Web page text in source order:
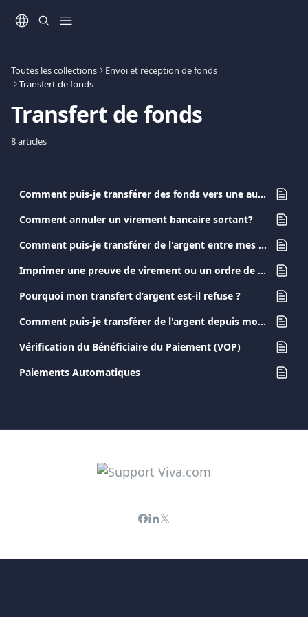
Toutes les collections
Envoi et réception de fonds
Transfert de fonds
Transfert de fonds
8 articles
Comment puis-je transférer des fonds vers une autre banque ?
Comment annuler un virement bancaire sortant?
Comment puis-je transférer de l'argent entre mes propres comptes Viva.com ?
Imprimer une preuve de virement ou un ordre de virement
Pourquoi mon transfert d’argent est-il refuse ?
Comment puis-je transférer de l'argent depuis mon compte Viva.com vers un autre compte Viva.com ?
Vérification du Bénéficiaire du Paiement (VOP)
Paiements Automatiques